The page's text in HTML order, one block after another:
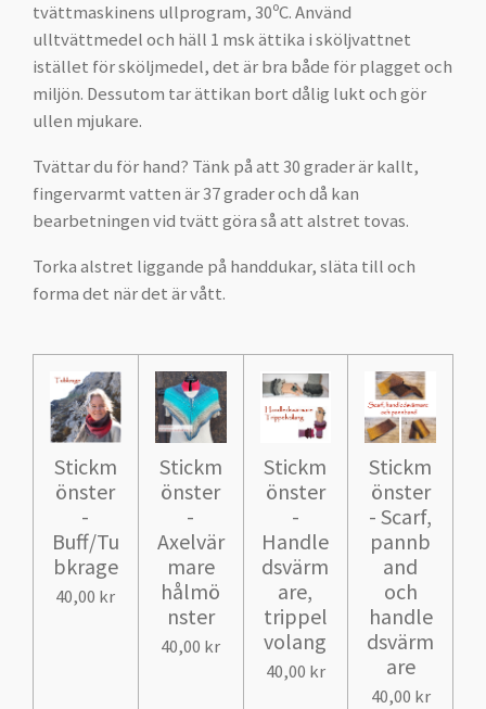
tvättmaskinens ullprogram, 30ºC. Använd
ulltvättmedel och häll 1 msk ättika i sköljvattnet
istället för sköljmedel, det är bra både för plagget och
miljön. Dessutom tar ättikan bort dålig lukt och gör
ullen mjukare.
Tvättar du för hand? Tänk på att 30 grader är kallt,
fingervarmt vatten är 37 grader och då kan
bearbetningen vid tvätt göra så att alstret tovas.
Torka alstret liggande på handdukar, släta till och
forma det när det är vått.
Stickm
önster
-
Buff/Tu
bkrage
40,00 kr
Stickm
önster
-
Axelvär
mare
hålmö
nster
40,00 kr
Stickm
önster
-
Handle
dsvärm
are,
trippel
volang
40,00 kr
Stickm
önster
- Scarf,
pannb
and
och
handle
dsvärm
are
40,00 kr